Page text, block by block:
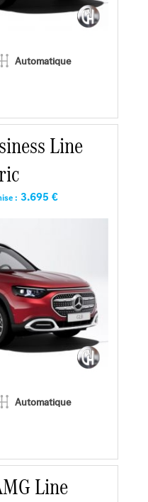
Automatique
Line
: 3.695 €
Automatique
Line